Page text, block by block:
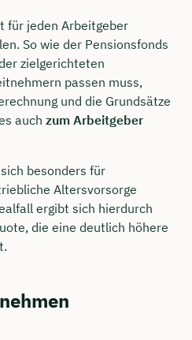
für jeden Arbeitgeber
So wie der Pensionsfonds
zielgerichteten
passen muss,
und die Grundsätze
auch zum Arbeitgeber
besonders für
Altersvorsorge
ergibt sich hierdurch
die eine deutlich höhere